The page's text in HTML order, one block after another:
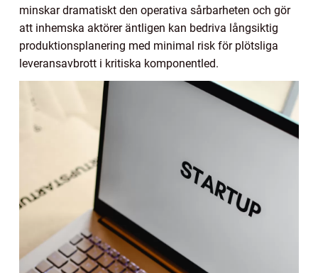
minskar dramatiskt den operativa sårbarheten och gör
att inhemska aktörer äntligen kan bedriva långsiktig
produktionsplanering med minimal risk för plötsliga
leveransavbrott i kritiska komponentled.